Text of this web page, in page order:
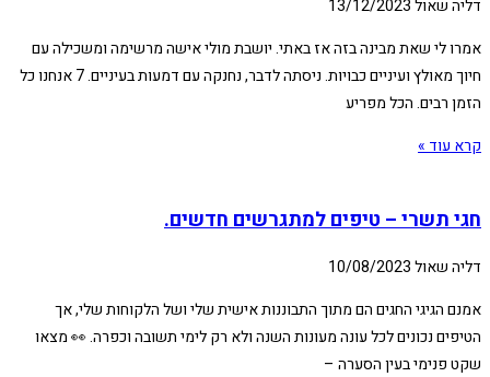
דליה שאול13/12/2023
אמרו לי שאת מבינה בזה אז באתי. יושבת מולי אישה מרשימה ומשכילה עם
חיוך מאולץ ועיניים כבויות. ניסתה לדבר, נחנקה עם דמעות בעיניים. 7 אנחנו כל
הזמן רבים. הכל מפריע
קרא עוד »
חגי תשרי – טיפים למתגרשים חדשים.
דליה שאול10/08/2023
אמנם הגיגי החגים הם מתוך התבוננות אישית שלי ושל הלקוחות שלי, אך
הטיפים נכונים לכל עונה מעונות השנה ולא רק לימי תשובה וכפרה. 👀 מצאו
שקט פנימי בעין הסערה –